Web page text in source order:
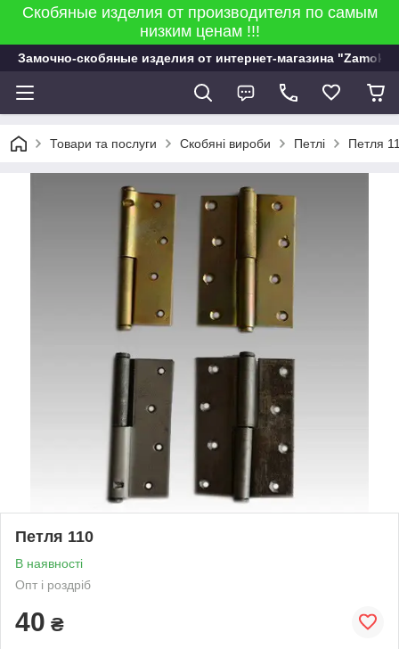
Скобяные изделия от производителя по самым
низким ценам !!!
Замочно-скобяные изделия от интернет-магазина "Zamok
Товари та послуги Скобяні вироби Петлі Петля
Петля 110
В наявності
Опт і роздріб
40 ₴